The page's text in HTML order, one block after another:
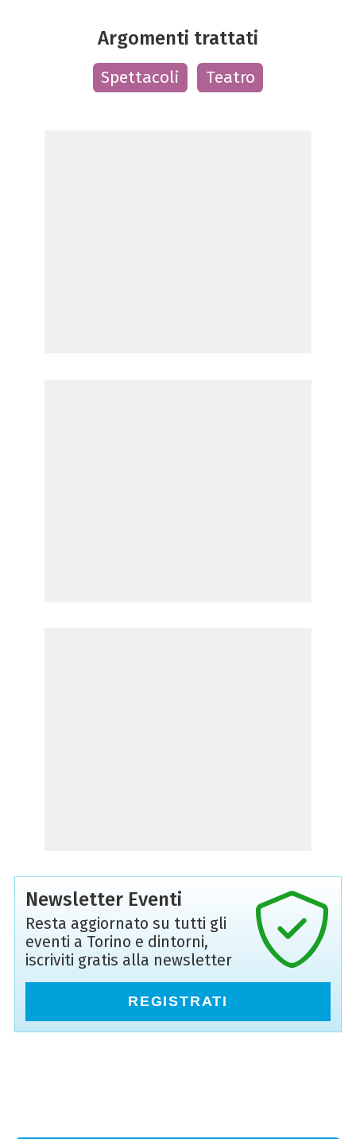
Argomenti trattati
Spettacoli Teatro
Newsletter Eventi
Resta aggiornato su tutti gli
eventi a Torino e dintorni,
iscriviti gratis alla newsletter
REGISTRATI